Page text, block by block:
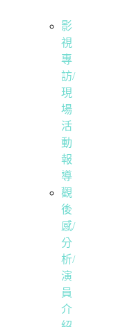
影
視
專
訪/
現
場
活
動
報
導
觀
後
感/
分
析/
演
員
介